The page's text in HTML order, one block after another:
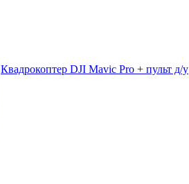
Квадрокоптер DJI Mavic Pro + пульт д/у